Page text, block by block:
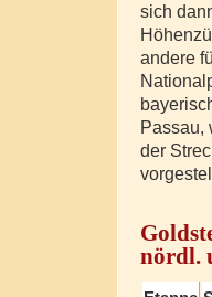
sich
andere
Passau,
der
nördl.